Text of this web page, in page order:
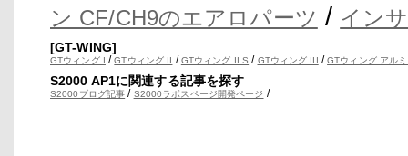
ン CF/CH9のエアロパーツ / イン
[GT-WING]
GTウィング I /GTウィング II /GTウィング II S / GTウィング III /GTウィング アル
S2000 AP1に関連する記事を探す
S2000ブログ記事 / S2000ラボスページ開発ページ /